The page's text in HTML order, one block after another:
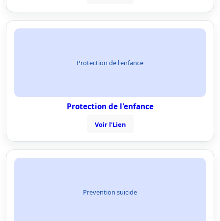
Protection de l'enfance
Protection de l'enfance
Voir l'Lien
Prevention suicide